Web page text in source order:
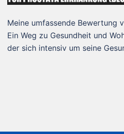
Meine umfassende Bewertung
Ein Weg zu Gesundheit und
der sich intensiv um seine